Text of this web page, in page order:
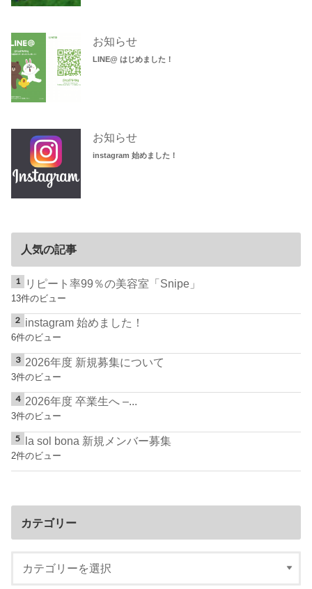
お知らせ
LINE@ はじめました！
お知らせ
instagram 始めました！
人気の記事
リピート率99％の美容室「Snipe」
13件のビュー
instagram 始めました！
6件のビュー
2026年度 新規募集について
3件のビュー
2026年度 卒業生へ –...
3件のビュー
la sol bona 新規メンバー募集
2件のビュー
カテゴリー